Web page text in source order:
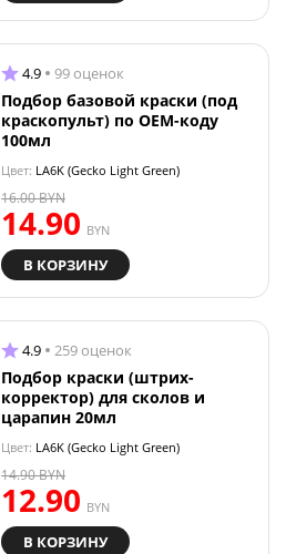
4.9 99 оценок
Подбор базовой краски (под
краскопульт) по OEM-коду
100мл
Цвет: LA6K (Gecko Light Green)
14.90 BYN
16.00BYN
В КОРЗИНУ
4.9 259 оценок
Подбор краски (штрих-
корректор) для сколов и
царапин 20мл
Цвет: LA6K (Gecko Light Green)
12.90 BYN
14.90BYN
В КОРЗИНУ